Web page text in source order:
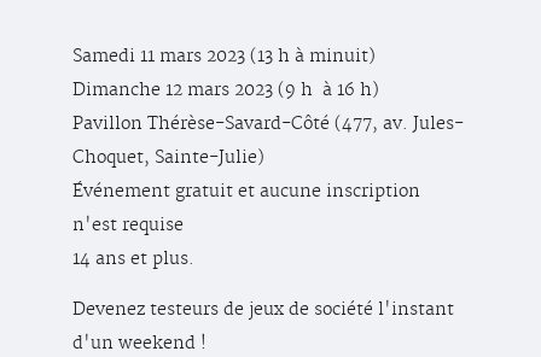
Samedi 11 mars 2023 (13 h à minuit)
Dimanche 12 mars 2023 (9 h à 16 h)
Pavillon Thérèse-Savard-Côté (477, av. Jules-
Choquet, Sainte-Julie)
Événement gratuit et aucune inscription
n'est requise
14 ans et plus.
Devenez testeurs de jeux de société l'instant
d'un weekend !